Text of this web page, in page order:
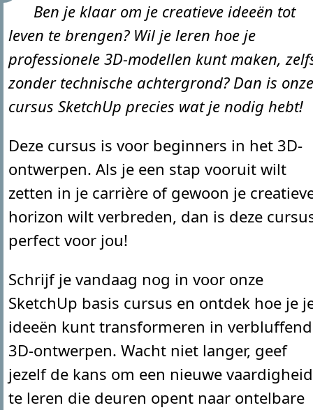
Ben je klaar om je creatieve ideeën tot
leven te brengen? Wil je leren hoe je
professionele 3D-modellen kunt maken,
zonder technische achtergrond? Dan is onze
cursus SketchUp precies wat je nodig hebt!
Deze cursus is voor beginners in het 3D-
ontwerpen. Als je een stap vooruit wilt
zetten in je carrière of gewoon je
horizon wilt verbreden, dan is deze
perfect voor jou!
Schrijf je vandaag nog in voor onze
SketchUp basis cursus en ontdek hoe je
ideeën kunt transformeren in
3D-ontwerpen. Wacht niet langer, geef
jezelf de kans om een nieuwe vaardigheid
te leren die deuren opent naar ontelbare